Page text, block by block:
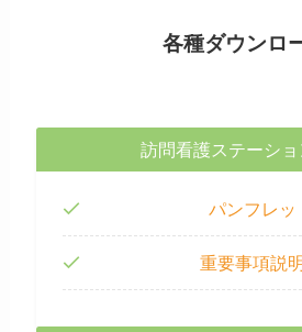
各種ダウンロ
訪問看護ステーシ
パンフレッ
重要事項説